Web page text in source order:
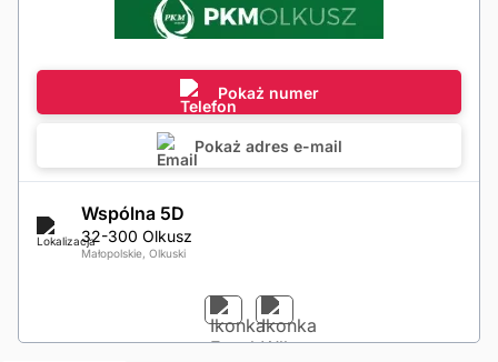
Pokaż numer
Pokaż adres e-mail
Wspólna 5D
32-300 Olkusz
Małopolskie, Olkuski